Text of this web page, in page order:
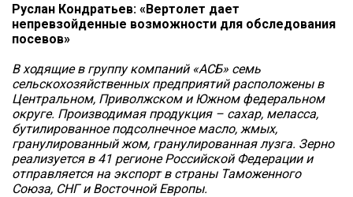
Руслан Кондратьев: «Вертолет дает
непревзойденные возможности для обследования
посевов»
В ходящие в группу компаний «АСБ» семь
сельскохозяйственных предприятий расположены в
Центральном, Приволжском и Южном федеральном
округе. Производимая продукция – сахар, меласса,
бутилированное подсолнечное масло, жмых,
гранулированный жом, гранулированная лузга. Зерно
реализуется в 41 регионе Российской Федерации и
отправляется на экспорт в страны Таможенного
Союза, СНГ и Восточной Европы.